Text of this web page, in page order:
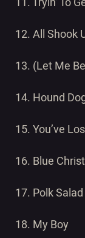
12. All Shook
13. (Let Me
14. Hound
15. You’ve
16. Blue
17. Polk
18. My Boy